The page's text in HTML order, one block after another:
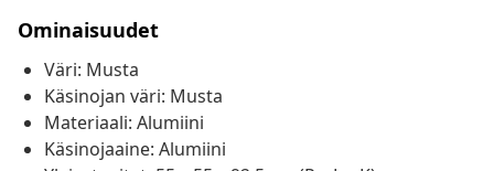
Ominaisuudet
Väri: Musta
Käsinojan väri: Musta
Materiaali: Alumiini
Käsinojaaine: Alumiini